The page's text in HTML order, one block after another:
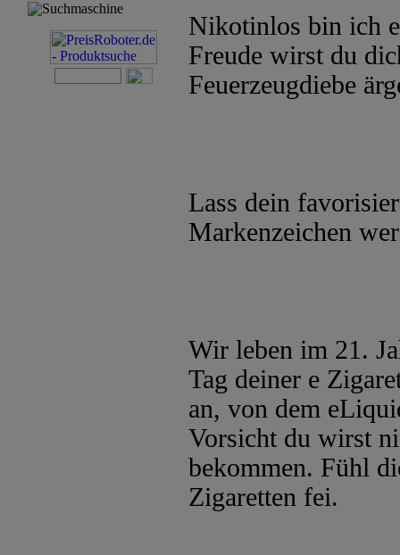
Suchmaschine
Nikotinlos bin ich
Freude wirst du
Feuerzeugdiebe
Lass dein
Markenzeichen
Wir leben im 21.
Tag deiner e
an, von dem
Vorsicht du wirst
bekommen. Fühl
Zigaretten fei.